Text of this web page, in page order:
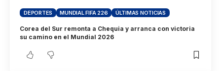
DEPORTES MUNDIAL FIFA 226 ÚLTIMAS NOTICIAS
Corea del Sur remonta a Chequia y arranca con victoria
su camino en el Mundial 2026